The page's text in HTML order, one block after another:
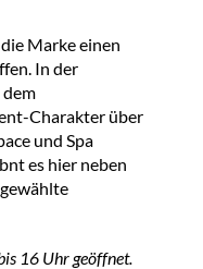
Marke einen
In der
Charakter über
und Spa
es hier neben
16 Uhr geöffnet.